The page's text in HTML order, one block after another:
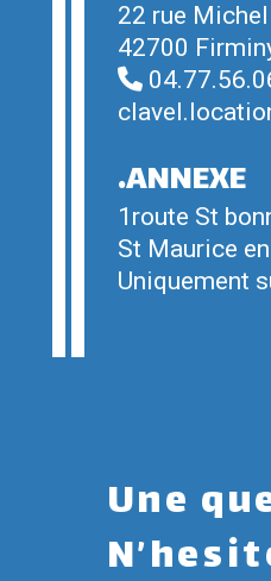
22 rue
42700
.ANNEXE
1route St
St Maurice
Uniquement
Une